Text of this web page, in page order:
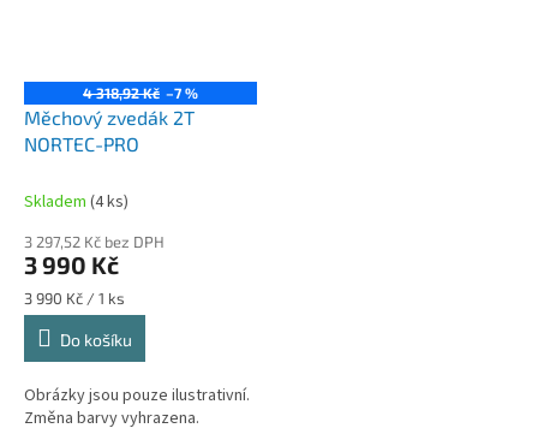
4 318,92 Kč –7 %
Měchový zvedák 2T
NORTEC-PRO
Skladem (4 ks)
3 297,52 Kč bez DPH
3 990 Kč
Měrná
cena:
3 990 Kč / 1 ks
Do košíku
Obrázky jsou pouze ilustrativní.
Změna barvy vyhrazena.